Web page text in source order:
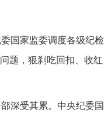
国家监委调度各级纪检
题，狠刹吃回扣、收红
深受其累。中央纪委国